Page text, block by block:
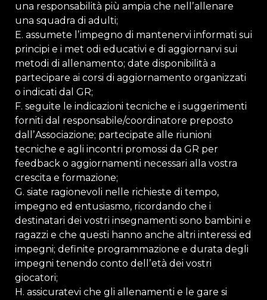
una responsabilità più ampia che nellʼallenare
una squadra di adulti;
E. assumete lʼimpegno di mantenervi informati sui
principi e i met odi educativi e di aggiornarvi sui
metodi di allenamento; date disponibilità a
partecipare ai corsi di aggiornamento organizzati
o indicati dal GR;
F. seguite le indicazioni tecniche e i suggerimenti
forniti dal responsabile/coordinatore preposto
dallʼAssociazione; partecipate alle riunioni
tecniche e agli incontri promossi da GR per
feedback o aggiornamenti necessari alla vostra
crescita e formazione;
G. siate ragionevoli nelle richieste di tempo,
impegno ed entusiasmo, ricordando che i
destinatari dei vostri insegnamenti sono bambini e
ragazzi e che questi hanno anche altri interessi ed
impegni; definite programmazione e durata degli
impegni tenendo conto dellʼetà dei vostri
giocatori;
H. assicuratevi che gli allenamenti e le gare si